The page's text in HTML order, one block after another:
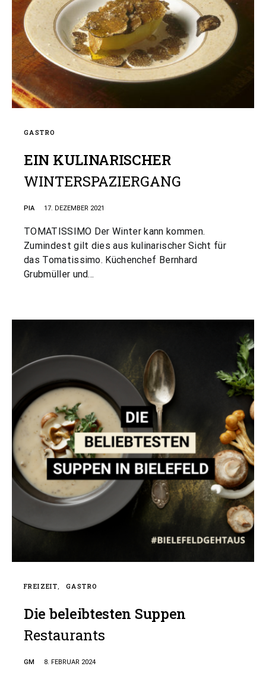
GASTRO
EIN KULINARISCHER
WINTERSPAZIERGANG
PIA 17. DEZEMBER 2021
TOMATISSIMO Der Winter kann kommen.
Zumindest gilt dies aus kulinarischer Sicht für
das Tomatissimo. Küchenchef Bernhard
Grubmüller und…
FREIZEIT GASTRO
Die beleibtesten Suppen
Restaurants
GM 8. FEBRUAR 2024